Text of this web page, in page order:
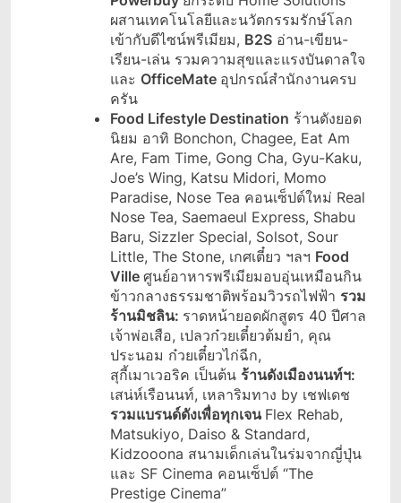
ผสานเทคโนโลยีและนวัตกรรมรักษ์โลก
เข้ากับดีไซน์พรีเมียม, B2S อ่าน-เขียน-
เรียน-เล่น รวมความสุขและแรงบันดาลใจ
และ OfficeMate อุปกรณ์สำนักงานครบ
ครัน
Food Lifestyle Destination ร้านดังยอด
นิยม อาทิ Bonchon, Chagee, Eat Am
Are, Fam Time, Gong Cha, Gyu-Kaku,
Joe’s Wing, Katsu Midori, Momo
Paradise, Nose Tea คอนเซ็ปต์ใหม่ Real
Nose Tea, Saemaeul Express, Shabu
Baru, Sizzler Special, Solsot, Sour
Little, The Stone, เกศเตี๋ยว ฯลฯ Food
Villeศูนย์อาหารพรีเมียมอบอุ่นเหมือนกิน
ข้าวกลางธรรมชาติพร้อมวิวรถไฟฟ้า รวม
ร้านมิชลิน: ราดหน้ายอดผักสูตร 40 ปีศาล
เจ้าพ่อเสือ, เปลวก๋วยเตี๋ยวต้มยำ, คุณ
ประนอม ก๋วยเตี๋ยวไก่ฉีก,
สุกี้เมาเวอริค เป็นต้น ร้านดังเมืองนนท์ฯ:
เสน่ห์เรือนนท์, เหลาริมทาง by เชฟเดช
รวมแบรนด์ดังเพื่อทุกเจน Flex Rehab,
Matsukiyo, Daiso & Standard,
Kidzooona สนามเด็กเล่นในร่มจากญี่ปุ่น
และ SF Cinema คอนเซ็ปต์ “The
Prestige Cinema”